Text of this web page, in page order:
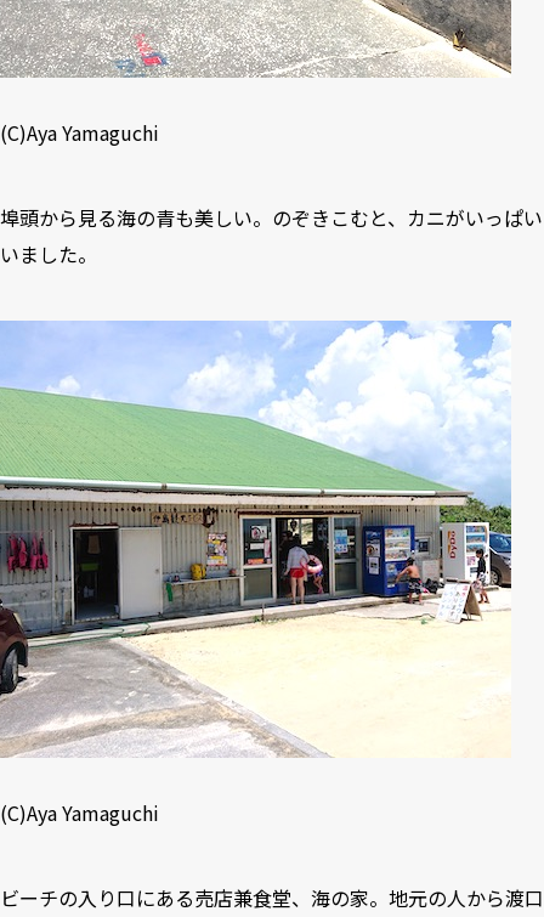
(C)Aya Yamaguchi
埠頭から見る海の青も美しい。のぞきこむと、カニがいっぱい
いました。
(C)Aya Yamaguchi
ビーチの入り口にある売店兼食堂、海の家。地元の人から渡口